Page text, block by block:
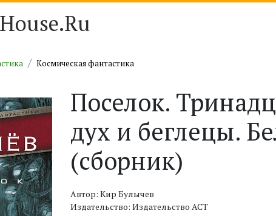
Космическая фантастика
Поселок.
дух и беглецы.
(сборник)
Автор: Кир Булычев
Издательство: Издательство АСТ